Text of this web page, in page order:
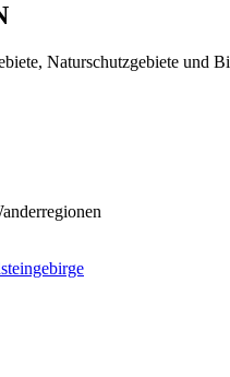
Naturschutzgebiete und